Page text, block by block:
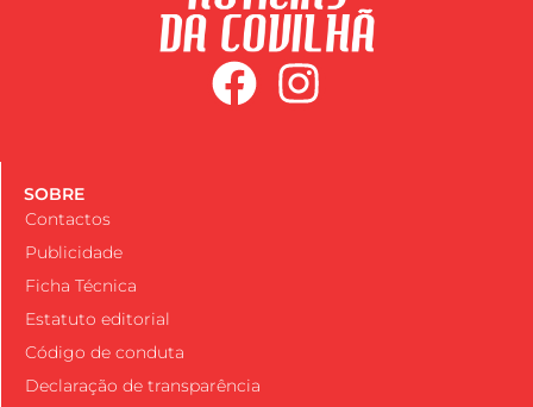
SOBRE
Contactos
Publicidade
Ficha Técnica
Estatuto editorial
Código de conduta
Declaração de transparência